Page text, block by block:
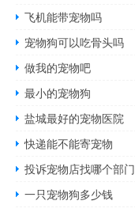
飞机能带宠物吗
宠物狗可以吃骨头吗
做我的宠物吧
最小的宠物狗
盐城最好的宠物医院
快递能不能寄宠物
投诉宠物店找哪个部门
一只宠物狗多少钱